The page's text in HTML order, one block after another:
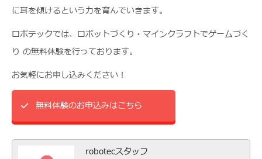
に耳を傾けるという力を育んでいきます。
ロボテックでは、ロボットづくり・マインクラフトでゲームづく
り の無料体験を行っております。
お気軽にお申し込みください！
無料体験のお申込みはこちら
robotecスタッフ